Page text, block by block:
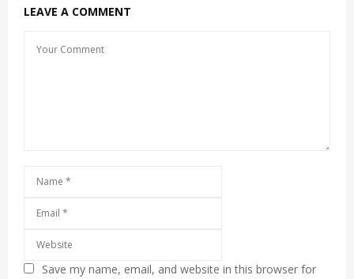
LEAVE A COMMENT
Save my name, email, and website in this browser for